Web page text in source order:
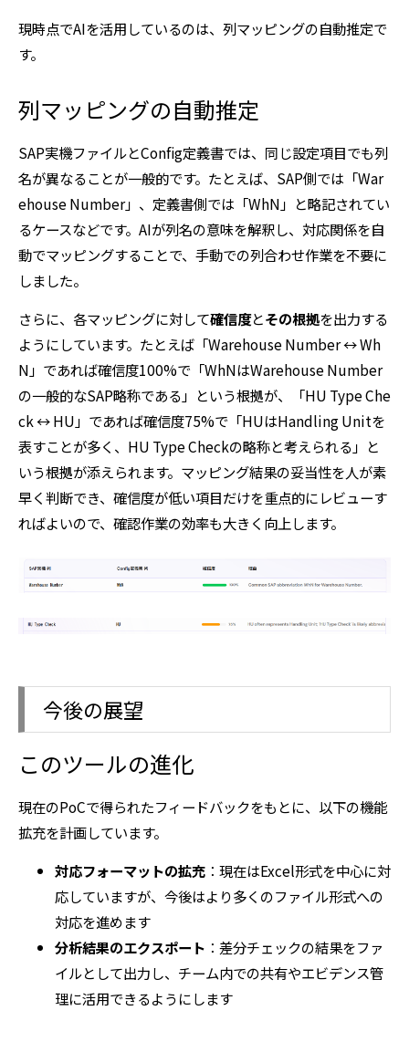
現時点でAIを活用しているのは、列マッピングの自動推定で
す。
列マッピングの自動推定
SAP実機ファイルとConfig定義書では、同じ設定項目でも列
名が異なることが一般的です。たとえば、SAP側では「War
ehouse Number」、定義書側では「WhN」と略記されてい
るケースなどです。AIが列名の意味を解釈し、対応関係を自
動でマッピングすることで、手動での列合わせ作業を不要に
しました。
さらに、各マッピングに対して確信度とその根拠を出力する
ようにしています。たとえば「Warehouse Number ↔ Wh
N」であれば確信度100%で「WhNはWarehouse Number
の一般的なSAP略称である」という根拠が、「HU Type Che
ck ↔ HU」であれば確信度75%で「HUはHandling Unitを
表すことが多く、HU Type Checkの略称と考えられる」と
いう根拠が添えられます。マッピング結果の妥当性を人が素
早く判断でき、確信度が低い項目だけを重点的にレビューす
ればよいので、確認作業の効率も大きく向上します。
今後の展望
このツールの進化
現在のPoCで得られたフィードバックをもとに、以下の機能
拡充を計画しています。
対応フォーマットの拡充 ：現在はExcel形式を中心に対
応していますが、今後はより多くのファイル形式への
対応を進めます
分析結果のエクスポート ：差分チェックの結果をファ
イルとして出力し、チーム内での共有やエビデンス管
理に活用できるようにします